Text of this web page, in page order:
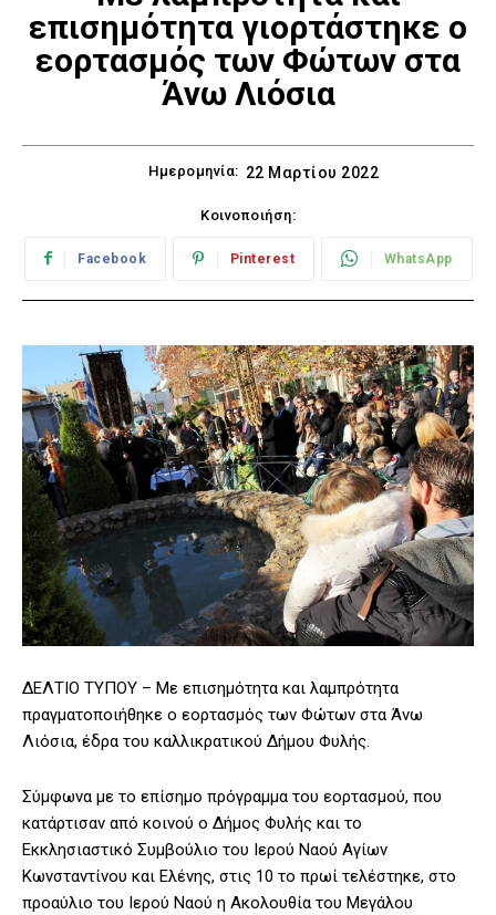
επισημότητα γιορτάστηκε ο
εορτασμός των Φώτων στα
Άνω Λιόσια
Ημερομηνία: 22 Μαρτίου 2022
Κοινοποιήση:
Facebook Pinterest WhatsApp
ΔΕΛΤΙΟ ΤΥΠΟΥ – Με επισημότητα και λαμπρότητα
πραγματοποιήθηκε ο εορτασμός των Φώτων στα Άνω
Λιόσια, έδρα του καλλικρατικού Δήμου Φυλής.
Σύμφωνα με το επίσημο πρόγραμμα του εορτασμού, που
κατάρτισαν από κοινού ο Δήμος Φυλής και το
Εκκλησιαστικό Συμβούλιο του Ιερού Ναού Αγίων
Κωνσταντίνου και Ελένης, στις 10 το πρωί τελέστηκε, στο
προαύλιο του Ιερού Ναού η Ακολουθία του Μεγάλου